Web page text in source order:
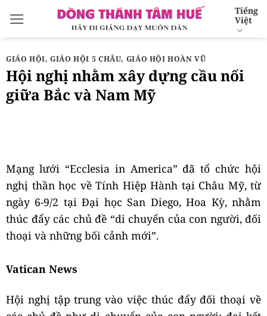
qua
nội
dung
Tiếng
Việt
GIÁO HỘI,GIÁO HỘI 5 CHÂU, GIÁO HỘI HOÀN VŨ
Hội nghị nhằm xây dựng cầu nối
giữa Bắc và Nam Mỹ
Mạng lưới “Ecclesia in America” đã tổ chức hội
nghị thần học về Tính Hiệp Hành tại Châu Mỹ, từ
ngày 6-9/2 tại Đại học San Diego, Hoa Kỳ, nhằm
thúc đẩy các chủ đề “di chuyển của con người, đối
thoại và những bối cảnh mới”.
Vatican News
Hội nghị tập trung vào việc thúc đẩy đối thoại về